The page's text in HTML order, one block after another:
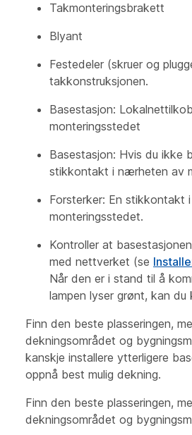
Takmonteringsbrakett
Blyant
Festedeler (skruer og
takkonstruksjonen.
Basestasjon:
monteringsstedet
Basestasjon: Hvis du ikke
stikkontakt i nærheten av
Forsterker: En stikkontakt
monteringsstedet.
Kontroller at
med nettverket (se
Når den er i stand til å
lampen lyser grønt, kan du
Finn den beste plasseringen,
dekningsområdet og
kanskje installere ytterligere
oppnå best mulig dekning.
Finn den beste plasseringen,
dekningsområdet og